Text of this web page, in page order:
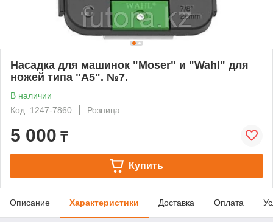
Насадка для машинок "Moser" и "Wahl" для
ножей типа "А5". №7.
В наличии
Код: 1247-7860
Розница
5 000 ₸
Купить
Описание Характеристики Доставка Оплата